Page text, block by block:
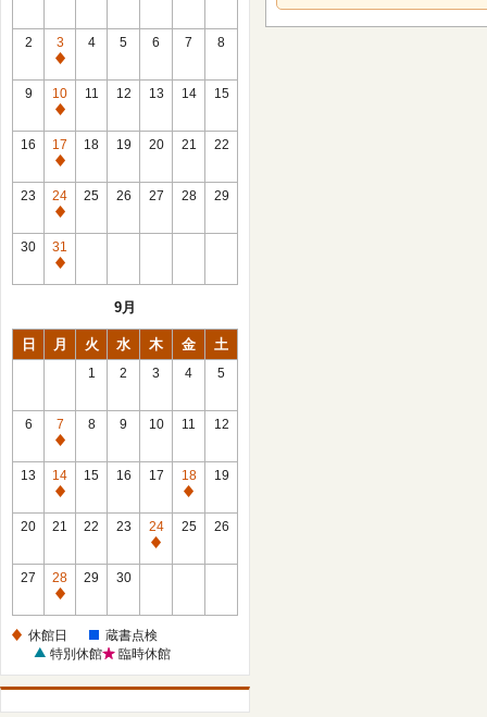
2
3
休
館
日
4 5 6 7 8
9
10
休
館
日
11 12 13 14 15
16
17
休
館
日
18 19 20 21 22
23
24
休
館
日
25 26 27 28 29
30
31
休
9月
日 月 火 水 木 金 土
1 2 3 4 5
6
7
休
館
日
8 9 10 11 12
13
14
休
館
15 16 17
18
休
館
19
20 21 22 23
24
休
25 26
27
28
休
日
29 30
休館日
蔵書点検
特別休館
臨時休館